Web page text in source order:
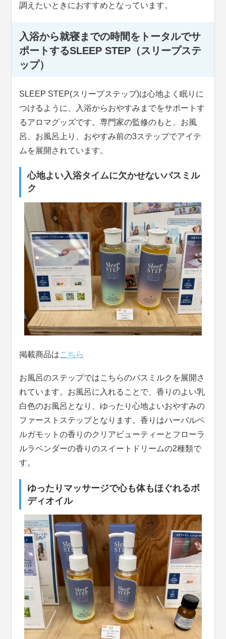
調えたいときにおすすめとなっています。
入浴から就寝までの時間をトータルでサ
ポートするSLEEP STEP（スリープステ
ップ）
SLEEP STEP(スリープステップ)は心地よく眠りに
つけるように、入浴からおやすみまでをサポートす
るアロマグッズです。専門家の監修のもと、お風
呂、お風呂上り、おやすみ前の3ステップでアイテ
ムを展開されています。
心地よい入浴タイムに欠かせないバスミル
ク
掲載商品はこちら
お風呂のステップではこちらのバスミルクを展開さ
れています。お風呂に入れることで、香りのよい乳
白色のお風呂となり、ゆったり心地よいおやすみの
ファーストステップとなります。香りはハーバルベ
ルガモットの香りのクリアビューティーとフローラ
ルラベンダーの香りのスイートドリームの2種類で
す。
ゆったりマッサージで心も体もほぐれるボ
ディオイル